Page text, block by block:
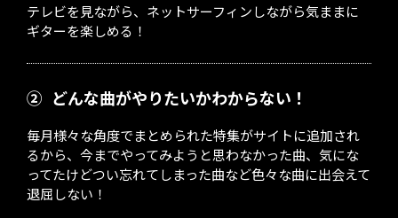
テレビを見ながら、ネットサーフィンしながら気ままに
ギターを楽しめる！
② どんな曲がやりたいかわからない！
毎月様々な角度でまとめられた特集がサイトに追加され
るから、今までやってみようと思わなかった曲、気にな
ってたけどつい忘れてしまった曲など色々な曲に出会えて
退屈しない！